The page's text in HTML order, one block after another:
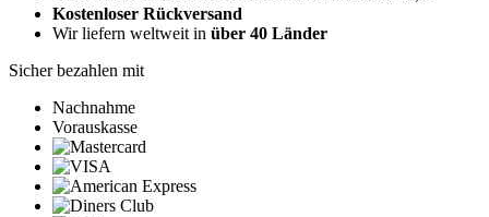
Kostenloser Rückversand
Wir liefern weltweit in über 40 Länder
Sicher bezahlen mit
Nachnahme
Vorauskasse